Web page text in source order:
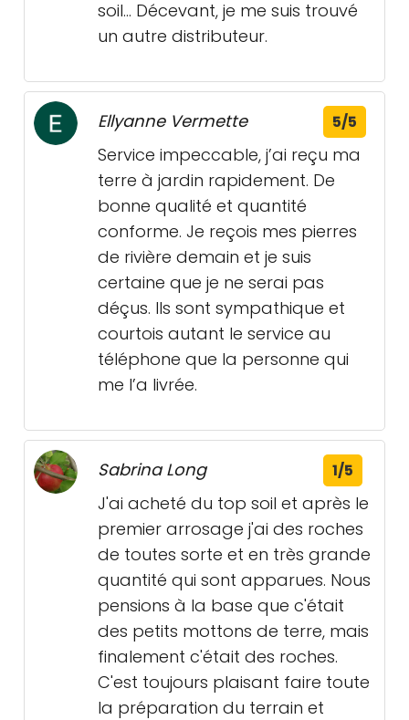
soil... Décevant, je me suis trouvé
un autre distributeur.
Ellyanne Vermette 5/5
Service impeccable, j’ai reçu ma
terre à jardin rapidement. De
bonne qualité et quantité
conforme. Je reçois mes pierres
de rivière demain et je suis
certaine que je ne serai pas
déçus. Ils sont sympathique et
courtois autant le service au
téléphone que la personne qui
me l’a livrée.
Sabrina Long 1/5
J'ai acheté du top soil et après le
premier arrosage j'ai des roches
de toutes sorte et en très grande
quantité qui sont apparues. Nous
pensions à la base que c'était
des petits mottons de terre, mais
finalement c'était des roches.
C'est toujours plaisant faire toute
la préparation du terrain et